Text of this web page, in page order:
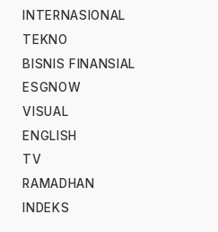
INTERNASIONAL
TEKNO
BISNIS FINANSIAL
ESGNOW
VISUAL
ENGLISH
TV
RAMADHAN
INDEKS